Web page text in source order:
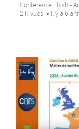
Conférence Flash -
2 K vues
Il y a 6